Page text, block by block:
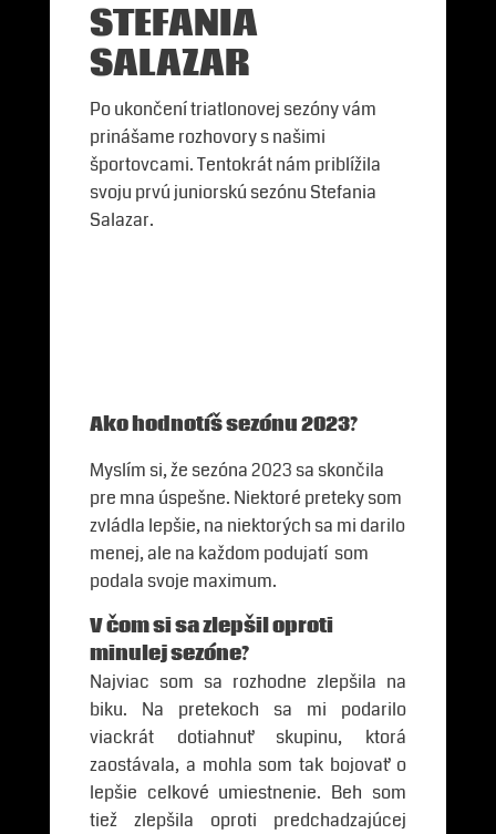
STEFANIA
SALAZAR
Po ukončení triatlonovej sezóny vám
prinášame rozhovory s našimi
športovcami. Tentokrát nám priblížila
svoju prvú juniorskú sezónu Stefania
Salazar.
Ako hodnotíš sezónu 2023?
Myslím si, že sezóna 2023 sa skončila
pre mna úspešne. Niektoré preteky som
zvládla lepšie, na niektorých sa mi darilo
menej, ale na každom podujatí som
podala svoje maximum.
V čom si sa zlepšil oproti
minulej sezóne?
Najviac som sa rozhodne zlepšila na
biku. Na pretekoch sa mi podarilo
viackrát dotiahnuť skupinu, ktorá
zaostávala, a mohla som tak bojovať o
lepšie celkové umiestnenie. Beh som
tiež zlepšila oproti predchadzajúcej